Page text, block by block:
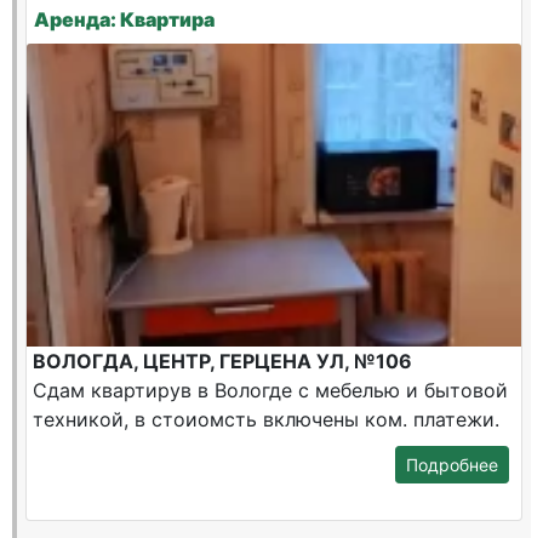
Аренда: Квартира
ВОЛОГДА, ЦЕНТР, ГЕРЦЕНА УЛ, №106
Сдам квартирув в Вологде с мебелью и бытовой
техникой, в стоиомсть включены ком. платежи.
Подробнее